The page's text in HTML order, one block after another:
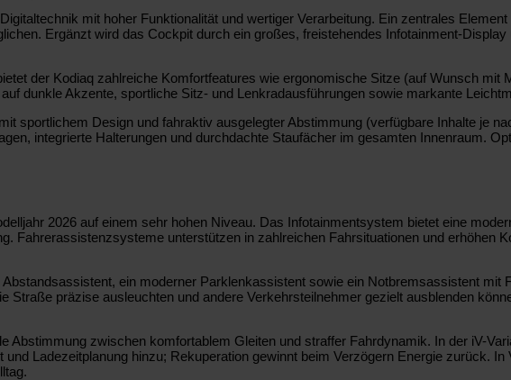
mit hoher Funktionalität und wertiger Verarbeitung. Ein zentrales
Ergänzt wird das Cockpit durch ein großes, freistehendes Infotainment-
der Kodiaq zahlreiche Komfortfeatures wie ergonomische Sitze (auf Wunsch mit
dunkle Akzente, sportliche Sitz- und Lenkradausführungen sowie markante
sportlichem Design und fahraktiv ausgelegter Abstimmung (verfügbare Inhalte je
integrierte Halterungen und durchdachte Staufächer im gesamten Innenraum.
2026 auf einem sehr hohen Niveau. Das Infotainmentsystem bietet eine
Fahrerassistenzsysteme unterstützen in zahlreichen Fahrsituationen und erhöhen
ein moderner Parklenkassistent sowie ein Notbremsassistent mit
Straße präzise ausleuchten und andere Verkehrsteilnehmer gezielt ausblenden
Abstimmung zwischen komfortablem Gleiten und straffer Fahrdynamik. In der iV-
Ladezeitplanung hinzu; Rekuperation gewinnt beim Verzögern Energie zurück.